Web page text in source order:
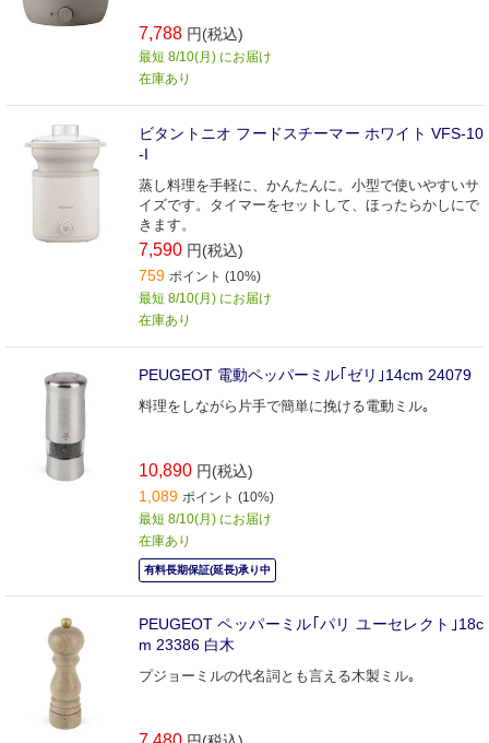
7,788 円(税込)
最短 8/10(月) にお届け
在庫あり
ビタントニオ フードスチーマー ホワイト VFS-10
-I
蒸し料理を手軽に、かんたんに。小型で使いやすいサ
イズです。タイマーをセットして、ほったらかしにで
きます。
7,590 円(税込)
759 ポイント (10%)
最短 8/10(月) にお届け
在庫あり
PEUGEOT 電動ペッパーミル｢ゼリ｣14cm 24079
料理をしながら片手で簡単に挽ける電動ミル｡
10,890 円(税込)
1,089 ポイント (10%)
最短 8/10(月) にお届け
在庫あり
有料長期保証(延長)承り中
PEUGEOT ペッパーミル｢パリ ユーセレクト｣18c
m 23386 白木
プジョーミルの代名詞とも言える木製ミル｡